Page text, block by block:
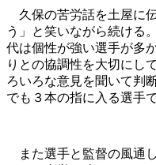
久保の苦労話を土屋に
う」と笑いながら続ける
代は個性が強い選手が多
りとの協調性を大切にし
ろいろな意見を聞いて判
でも３本の指に入る選手で
また選手と監督の風通